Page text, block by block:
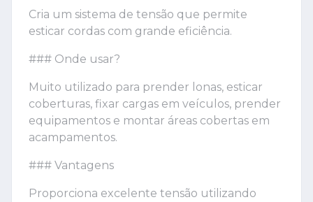
Cria um sistema de tensão que permite
esticar cordas com grande eficiência.
### Onde usar?
Muito utilizado para prender lonas, esticar
coberturas, fixar cargas em veículos, prender
equipamentos e montar áreas cobertas em
acampamentos.
### Vantagens
Proporciona excelente tensão utilizando